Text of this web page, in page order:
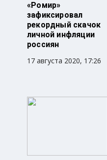
«Ромир»
зафиксировал
рекордный скачок
личной инфляции
россиян
17 августа 2020, 17:26